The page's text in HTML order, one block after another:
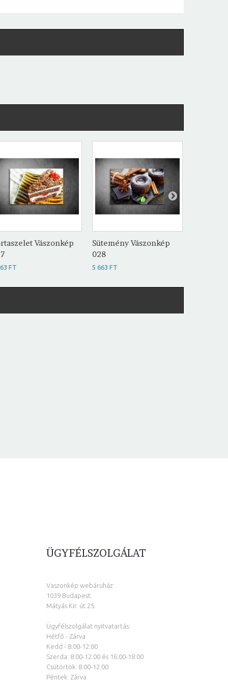
Vászonkép
FT
Sütemény Vászonkép
028
5 663 FT
ÜGYFÉLSZOLGÁLAT
Vaszonkép webáruház
1039 Budapest.
Mátyás Kir. út 25.
Ügyfélszolgálat nyitvatartás:
Hétfő - Zárva
Kedd - 8:00-12:00
Szerda: 8:00-12:00 és 16:00-18:00
Csütörtök: 8:00-12:00
Péntek: Zárva